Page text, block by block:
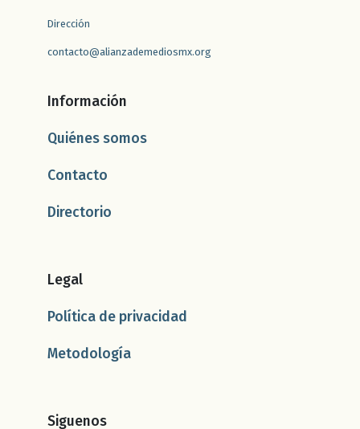
Dirección
contacto@alianzademediosmx.org
Información
Quiénes somos
Contacto
Directorio
Legal
Política de privacidad
Metodología
Siguenos